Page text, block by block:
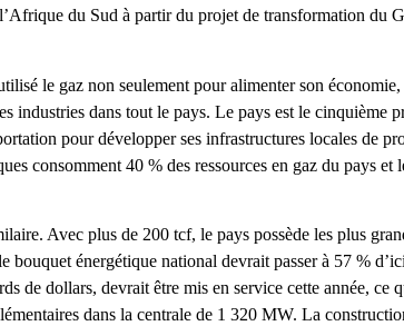
du Sud à partir du projet de transformation du
le gaz non seulement pour alimenter son économie,
industries dans tout le pays. Le pays est le cinquième
pour développer ses infrastructures locales de
consomment 40 % des ressources en gaz du pays et
Avec plus de 200 tcf, le pays possède les plus
bouquet énergétique national devrait passer à 57 %
de dollars, devrait être mis en service cette année, ce
dans la centrale de 1 320 MW. La